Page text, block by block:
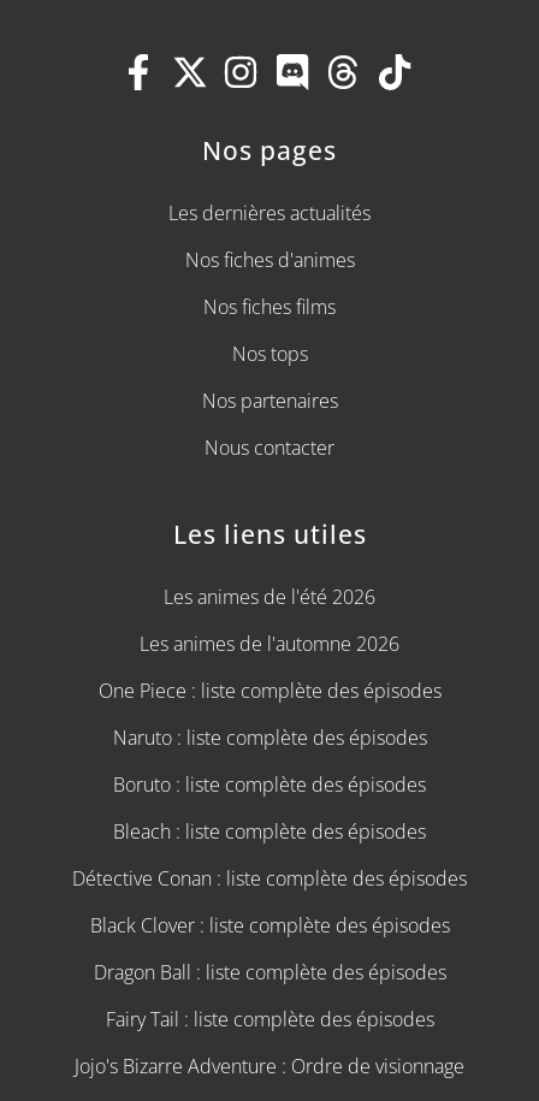
Nos pages
Les dernières actualités
Nos fiches d'animes
Nos fiches films
Nos tops
Nos partenaires
Nous contacter
Les liens utiles
Les animes de l'été 2026
Les animes de l'automne 2026
One Piece : liste complète des épisodes
Naruto : liste complète des épisodes
Boruto : liste complète des épisodes
Bleach : liste complète des épisodes
Détective Conan : liste complète des épisodes
Black Clover : liste complète des épisodes
Dragon Ball : liste complète des épisodes
Fairy Tail : liste complète des épisodes
Jojo's Bizarre Adventure : Ordre de visionnage